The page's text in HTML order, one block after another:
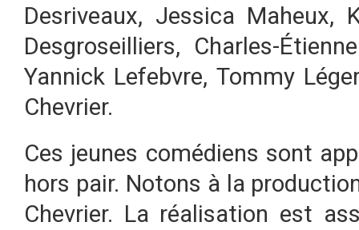
Desriveaux, Jessica Maheux,
Desgroseilliers, Charles-
Yannick Lefebvre, Tommy
Chevrier.
Ces jeunes comédiens sont
hors pair. Notons à la
Chevrier. La réalisation est